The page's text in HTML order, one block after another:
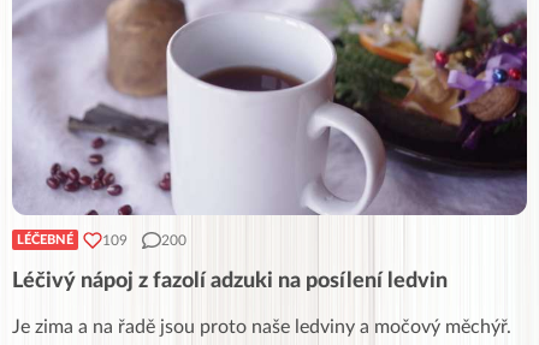
LÉČEBNÉ 109 200
Léčivý nápoj z fazolí adzuki na posílení ledvin
Je zima a na řadě jsou proto naše ledviny a močový měchýř.